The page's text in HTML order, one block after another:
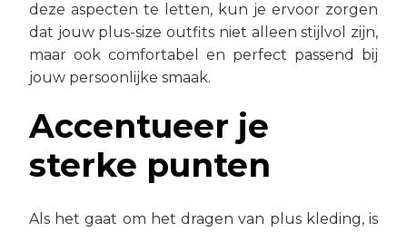
deze aspecten te letten, kun je ervoor zorgen
dat jouw plus-size outfits niet alleen stijlvol zijn,
maar ook comfortabel en perfect passend bij
jouw persoonlijke smaak.
Accentueer je
sterke punten
Als het gaat om het dragen van plus kleding, is